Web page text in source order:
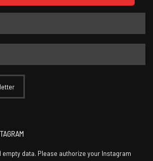
data. Please authorize your Instagram